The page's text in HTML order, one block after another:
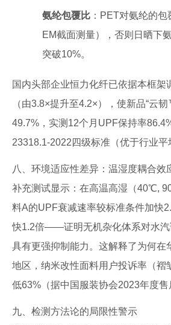
氨纶包覆比 ：PET对氨纶的
EM截面测量），否则日晒下
突破10%。
国内头部企业恒力化纤已依据本框架
（由3.8×提升至4.2×），使新品“云
49.7%，实测12个月UPF保持率
23318.1-2022四级标准（优于行业平
八、环境适应性差异：温湿度耦合效
补充测试显示：在高温高湿（40℃,
料A的UPF衰减速率较标准条件加快
快1.2倍——证明无机杂化体系对水汽
具有更强抑制能力。这解释了为何在
地区，纳米改性面料用户投诉率（褶
低63%（据中国服装协会2023年度售
九、检测方法论的局限性警示